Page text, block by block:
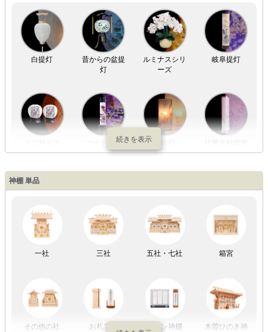
白提灯
昔からの盆提
灯
ルミナスシリ
ーズ
岐阜提灯
コードレス
工
LED灯 七色LED灯 和紙・絹製 木・竹製
初盆セット 贈るセット 盆提灯単品 一対セット
神棚 単品
一社 三社 五社・七社 箱宮
その他の社 お札立て モダン神棚
木曽ひのき神